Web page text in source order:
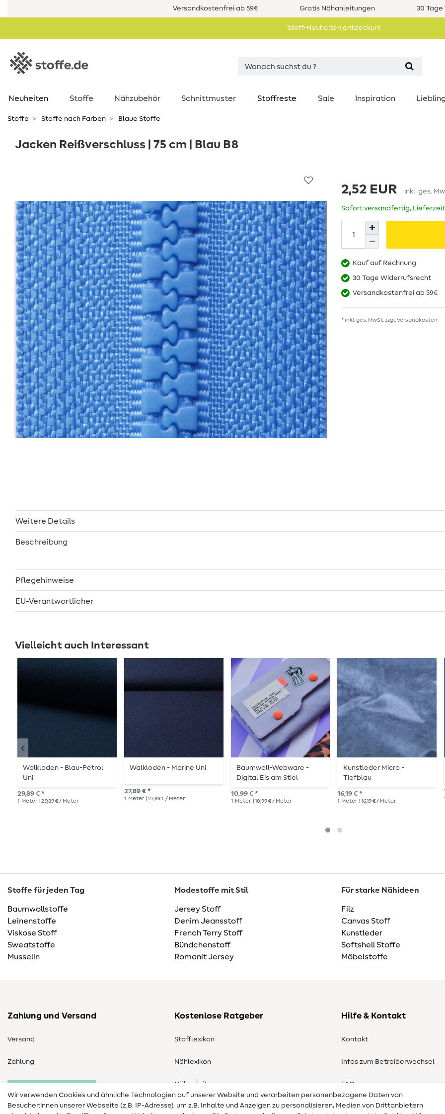
Versandkostenfrei ab 59€ Gratis Nähanleitungen 30
Stoff-Neuheiten entdecken!
Neuheiten Stoffe Nähzubehör Schnittmuster Stoffreste Sale Inspiration
Stoffe Stoffe nach Farben Blaue Stoffe
Jacken Reißverschluss | 75 cm | Blau B8
2,52 EUR inkl. ges.
Sofort versandfertig,
Kauf auf Rechnung
30 Tage Widerrufsrecht
Versandkostenfrei ab 59€
* inkl. ges. MwSt. zzgl. Versandkosten
Weitere Details
Beschreibung
Pflegehinweise
EU-Verantwortlicher
Vielleicht auch Interessant
Walkloden - Blau-Petrol
Uni
29,89 € *
1 Meter | 29,89 € / Meter
Walkloden - Marine Uni
27,89 € *
1 Meter | 27,89 € / Meter
Baumwoll-Webware -
Digital Eis am Stiel
Hellblau
10,99 € *
1 Meter | 10,99 € / Meter
Kunstleder Micro -
Tiefblau
16,19 € *
1 Meter | 16,19 € / Meter
Stoffe für jeden Tag
Baumwollstoffe
Leinenstoffe
Viskose Stoff
Sweatstoffe
Musselin
Modestoffe mit Stil
Jersey Stoff
Denim Jeansstoff
French Terry Stoff
Bündchenstoff
Romanit Jersey
Für starke Nähideen
Filz
Canvas Stoff
Kunstleder
Softshell Stoffe
Möbelstoffe
Zahlung und Versand
Versand
Zahlung
Kostenlose Ratgeber
Stofflexikon
Nählexikon
Nähanleitungen
Hilfe & Kontakt
Kontakt
Infos zum Betreiberwechsel
FAQ
Widerrufsrecht
Wir verwenden Cookies und ähnliche Technologien auf unserer Website und verarbeiten personenbezogene Daten von
Besucher:innen unserer Webseite (z.B. IP-Adresse), um z.B. Inhalte und Anzeigen zu personalisieren, Medien von Drittanbietern